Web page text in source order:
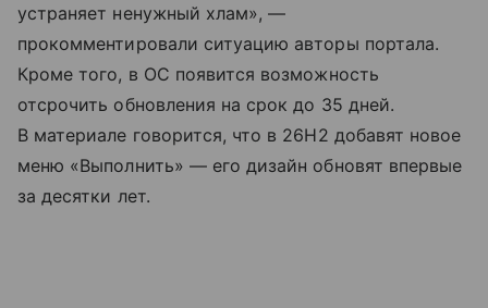
устраняет ненужный хлам», —
прокомментировали ситуацию авторы портала.
Кроме того, в ОС появится возможность
отсрочить обновления на срок до 35 дней.
В материале говорится, что в 26H2 добавят новое
меню «Выполнить» — его дизайн обновят впервые
за десятки лет.